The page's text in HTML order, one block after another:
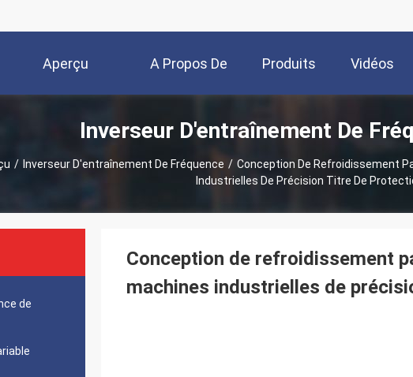
Aperçu A Propos De
Nous
Produits Vidéos
Inverseur D'entraînement De
/ Inverseur D'entraînement De Fréquence / Conception De Refroidissement
Industrielles De Précision Titre De
de
Conception de refroidissement
machines industrielles de